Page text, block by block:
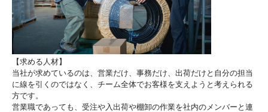
【求める人材】
当社が求めているのは、営業だけ、事務だけ、出荷だけと自分の担当
に線を引くのではなく、チーム全体でお客様を支えようと考えられる
方です。
営業職であっても、受注や入出荷や棚卸の作業を社内のメンバーと連